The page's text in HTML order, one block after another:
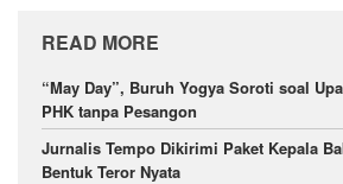
READ MORE
“May Day”, Buruh Yogya Soroti soal
PHK tanpa Pesangon
Jurnalis Tempo Dikirimi Paket Kepala
Bentuk Teror Nyata